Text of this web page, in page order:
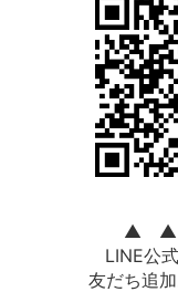
▲
LINE公
友だち追